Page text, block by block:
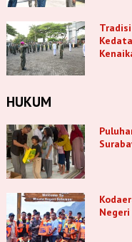
HUKUM